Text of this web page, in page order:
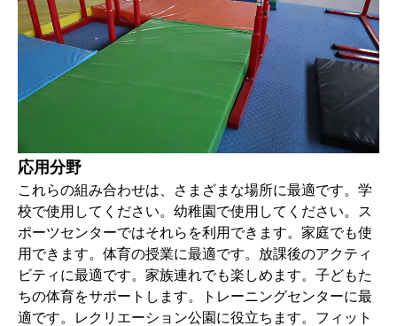
応用分野
これらの組み合わせは、さまざまな場所に最適です。学
校で使用してください。幼稚園で使用してください。ス
ポーツセンターではそれらを利用できます。家庭でも使
用できます。体育の授業に最適です。放課後のアクティ
ビティに最適です。家族連れでも楽しめます。子どもた
ちの体育をサポートします。トレーニングセンターに最
適です。レクリエーション公園に役立ちます。フィット